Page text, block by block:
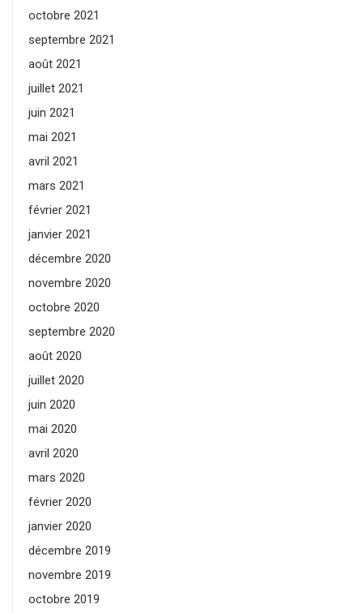
octobre 2021
septembre 2021
août 2021
juillet 2021
juin 2021
mai 2021
avril 2021
mars 2021
février 2021
janvier 2021
décembre 2020
novembre 2020
octobre 2020
septembre 2020
août 2020
juillet 2020
juin 2020
mai 2020
avril 2020
mars 2020
février 2020
janvier 2020
décembre 2019
novembre 2019
octobre 2019